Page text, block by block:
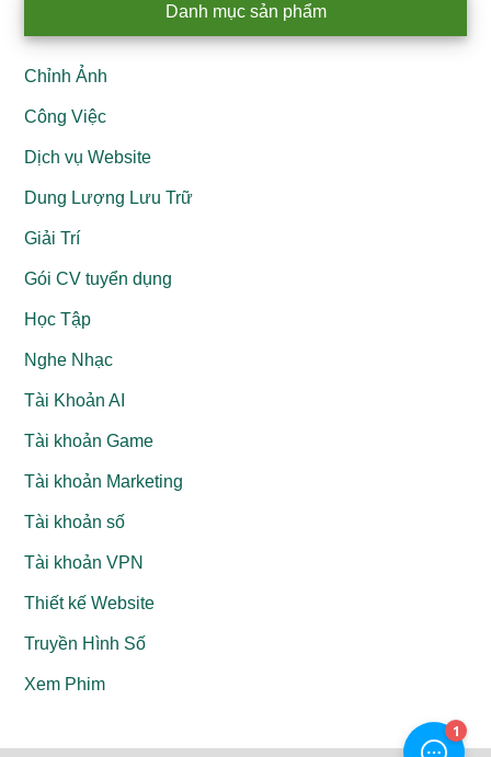
Sidebar
Danh mục sản phẩm
Chỉnh Ảnh
Công Việc
Dịch vụ Website
Dung Lượng Lưu Trữ
Giải Trí
Gói CV tuyển dụng
Học Tập
Nghe Nhạc
Tài Khoản AI
Tài khoản Game
Tài khoản Marketing
Tài khoản số
Tài khoản VPN
Thiết kế Website
Truyền Hình Số
Xem Phim